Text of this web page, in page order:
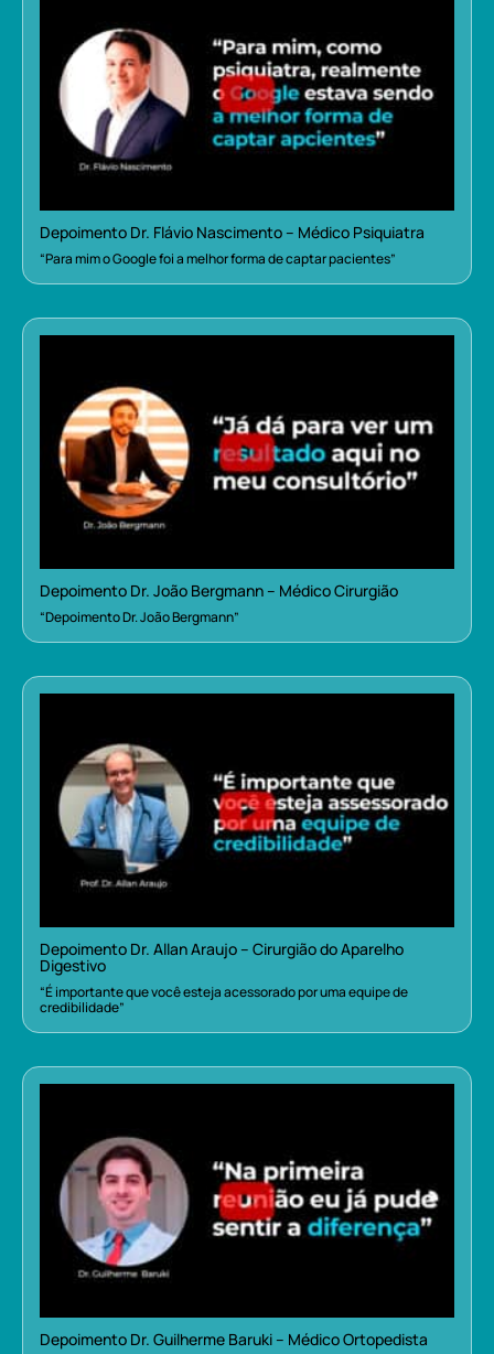
Depoimento Dr. Flávio Nascimento – Médico Psiquiatra
“Para mim o Google foi a melhor forma de captar pacientes”
Depoimento Dr. João Bergmann – Médico Cirurgião
“Depoimento Dr. João Bergmann”
Depoimento Dr. Allan Araujo – Cirurgião do Aparelho
Digestivo
“É importante que você esteja acessorado por uma equipe de
credibilidade”
Depoimento Dr. Guilherme Baruki – Médico Ortopedista